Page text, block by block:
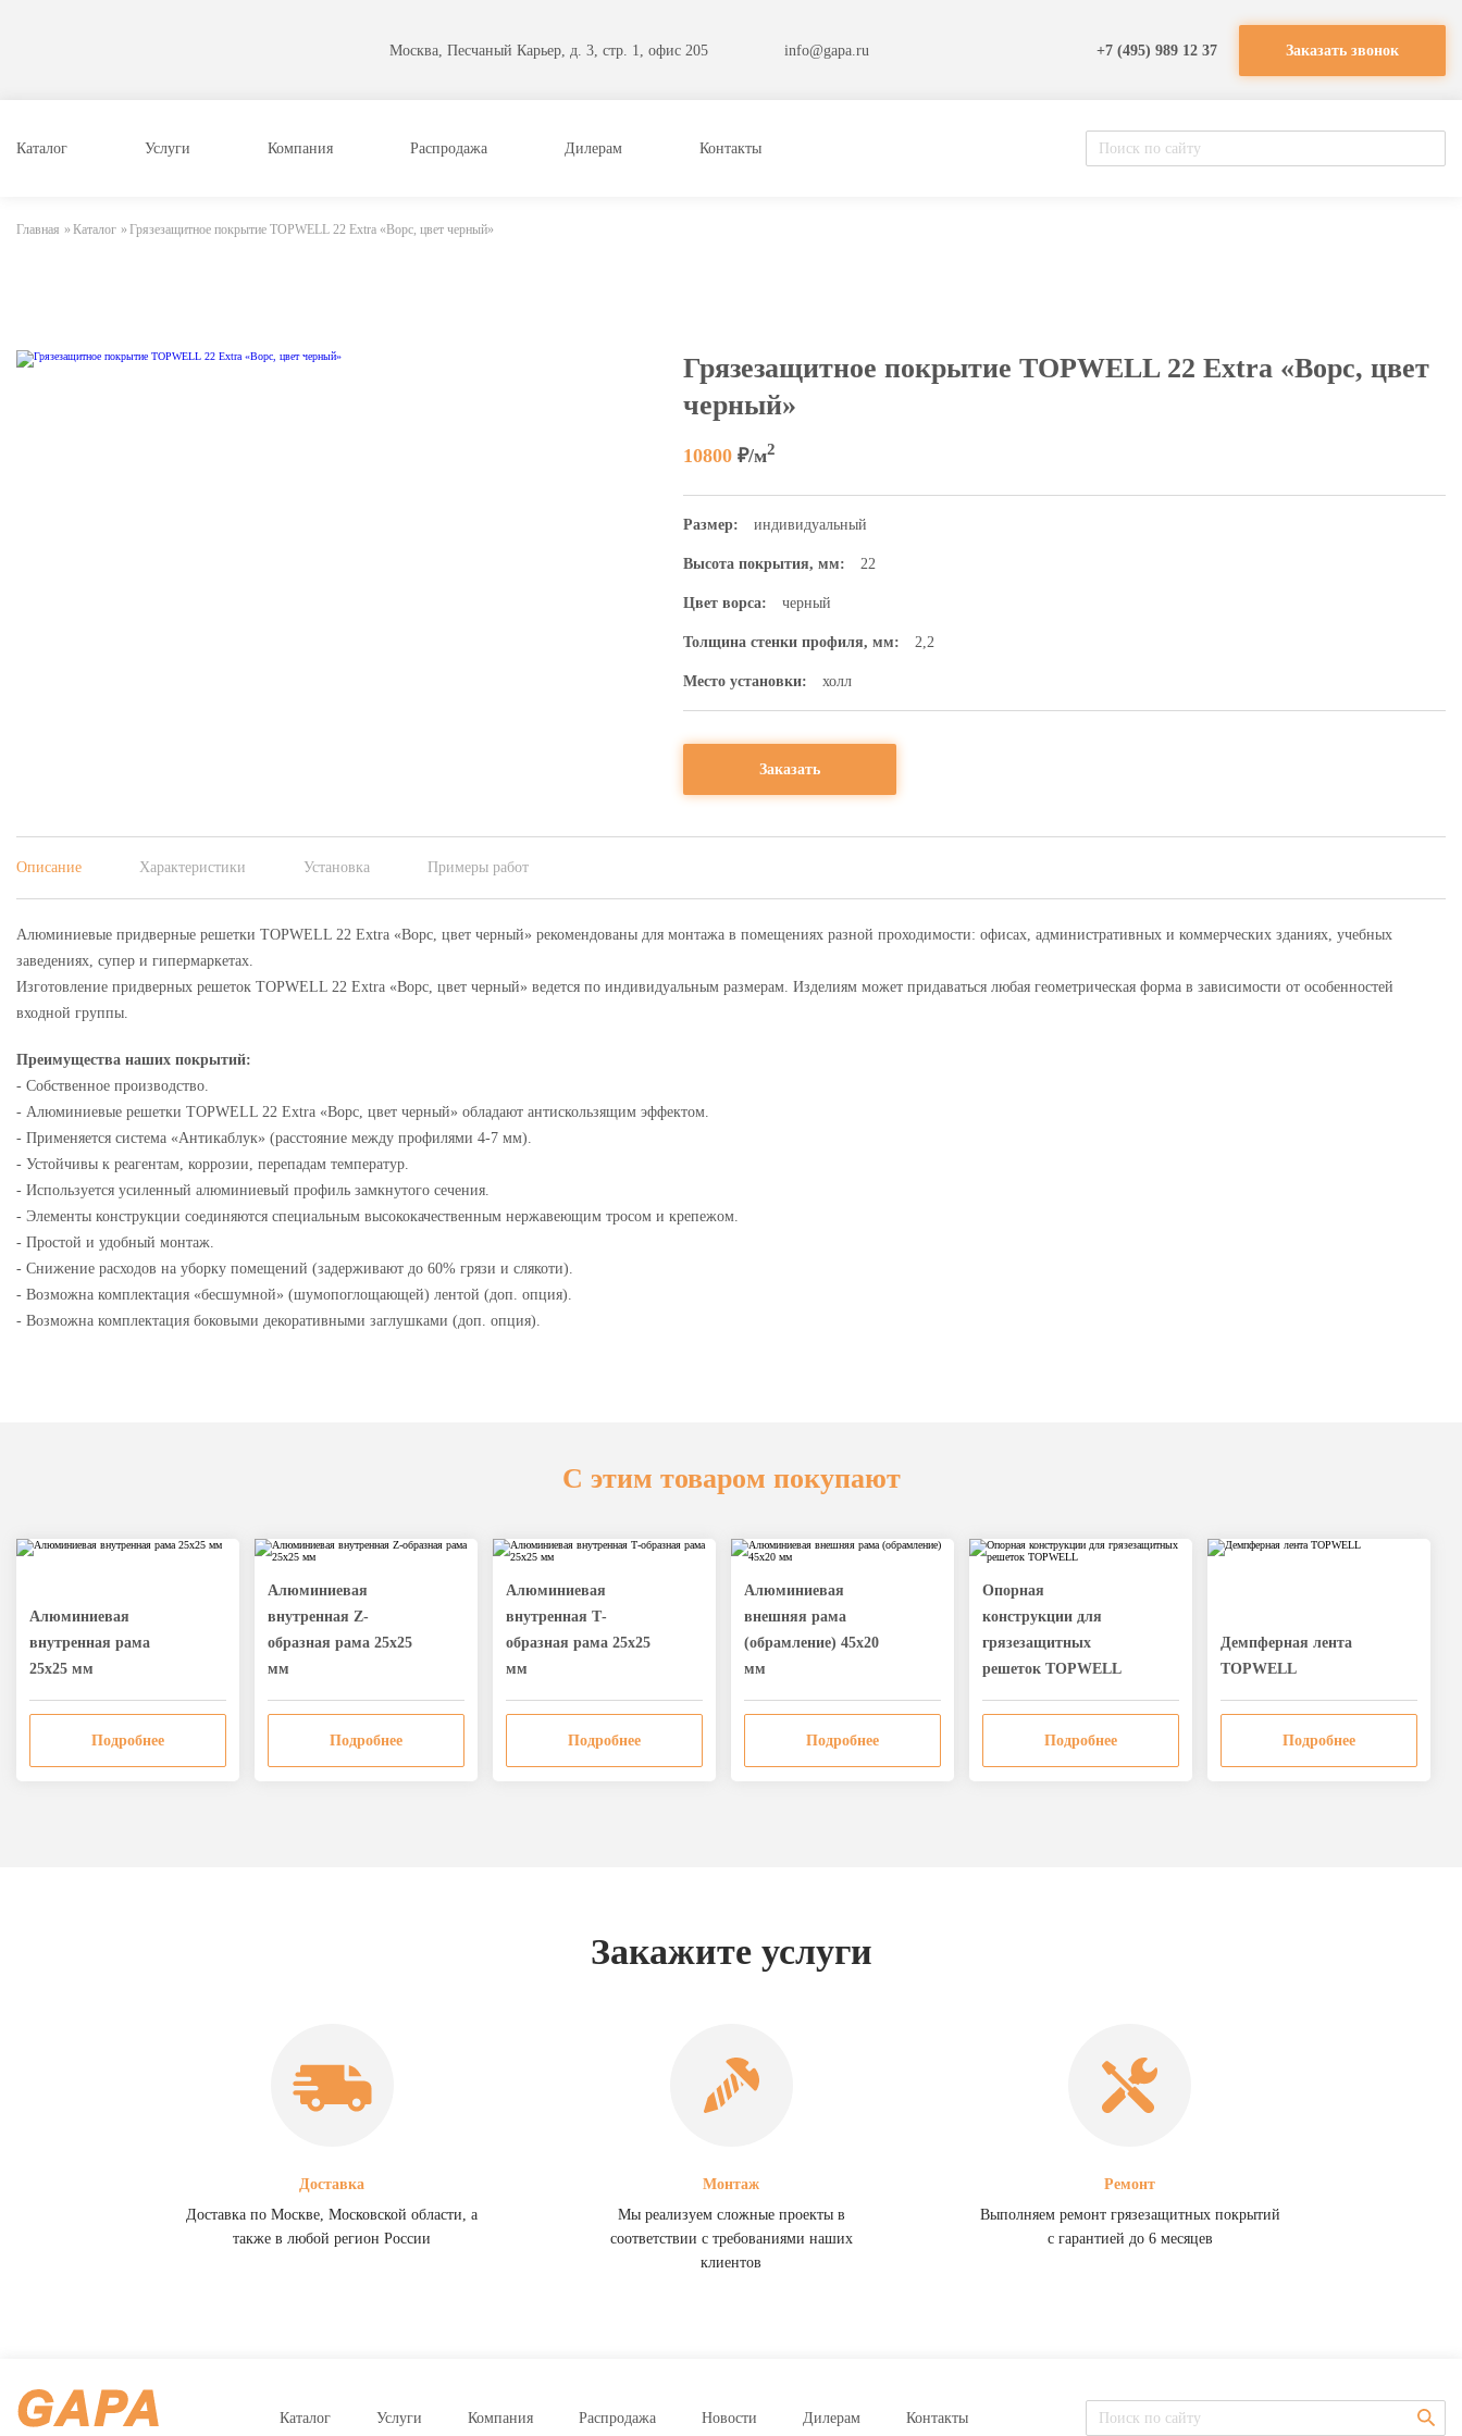
Москва, Песчаный Карьер, д. 3, стр. 1, офис 205 info@gapa.ru +7 (495) 989 12 37 Заказать звонок
Каталог Услуги Компания Распродажа Дилерам Контакты
Главная »Каталог »Грязезащитное покрытие TOPWELL 22 Extra «Ворс, цвет черный»
Грязезащитное покрытие TOPWELL 22 Extra «Ворс, цвет
черный»
10800 ₽/м2
Размер: индивидуальный
Высота покрытия, мм: 22
Цвет ворса: черный
Толщина стенки профиля, мм: 2,2
Место установки: холл
Заказать
Описание Характеристики Установка Примеры работ
Алюминиевые придверные решетки TOPWELL 22 Extra «Ворс, цвет черный» рекомендованы для монтажа в помещениях разной проходимости: офисах, административных и коммерческих зданиях, учебных
заведениях, супер и гипермаркетах.
Изготовление придверных решеток TOPWELL 22 Extra «Ворс, цвет черный» ведется по индивидуальным размерам. Изделиям может придаваться любая геометрическая форма в зависимости от особенностей
входной группы.
Преимущества наших покрытий:
- Собственное производство.
- Алюминиевые решетки TOPWELL 22 Extra «Ворс, цвет черный» обладают антискользящим эффектом.
- Применяется система «Антикаблук» (расстояние между профилями 4-7 мм).
- Устойчивы к реагентам, коррозии, перепадам температур.
- Используется усиленный алюминиевый профиль замкнутого сечения.
- Элементы конструкции соединяются специальным высококачественным нержавеющим тросом и крепежом.
- Простой и удобный монтаж.
- Снижение расходов на уборку помещений (задерживают до 60% грязи и слякоти).
- Возможна комплектация «бесшумной» (шумопоглощающей) лентой (доп. опция).
- Возможна комплектация боковыми декоративными заглушками (доп. опция).
С этим товаром покупают
Алюминиевая
внутренная рама
25х25 мм
Подробнее
Алюминиевая
внутренная Z-
образная рама 25х25
мм
Подробнее
Алюминиевая
внутренная Т-
образная рама 25х25
мм
Подробнее
Алюминиевая
внешняя рама
(обрамление) 45х20
мм
Подробнее
Опорная
конструкции для
грязезащитных
решеток TOPWELL
Подробнее
Дeмпферная лента
TOPWELL
Подробнее
Закажите услуги
Доставка
Доставка по Москве, Московской области, а
также в любой регион России
Монтаж
Мы реализуем сложные проекты в
соответствии с требованиями наших
клиентов
Ремонт
Выполняем ремонт грязезащитных покрытий
с гарантией до 6 месяцев
Каталог Услуги Компания Распродажа Новости Дилерам Контакты